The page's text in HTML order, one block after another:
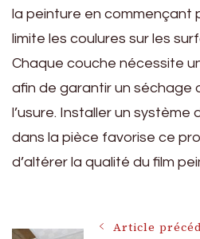
la peinture en commençant
limite les coulures sur les
Chaque couche nécessite
afin de garantir un séchage
l’usure. Installer un système
dans la pièce favorise ce
d’altérer la qualité du film
Article